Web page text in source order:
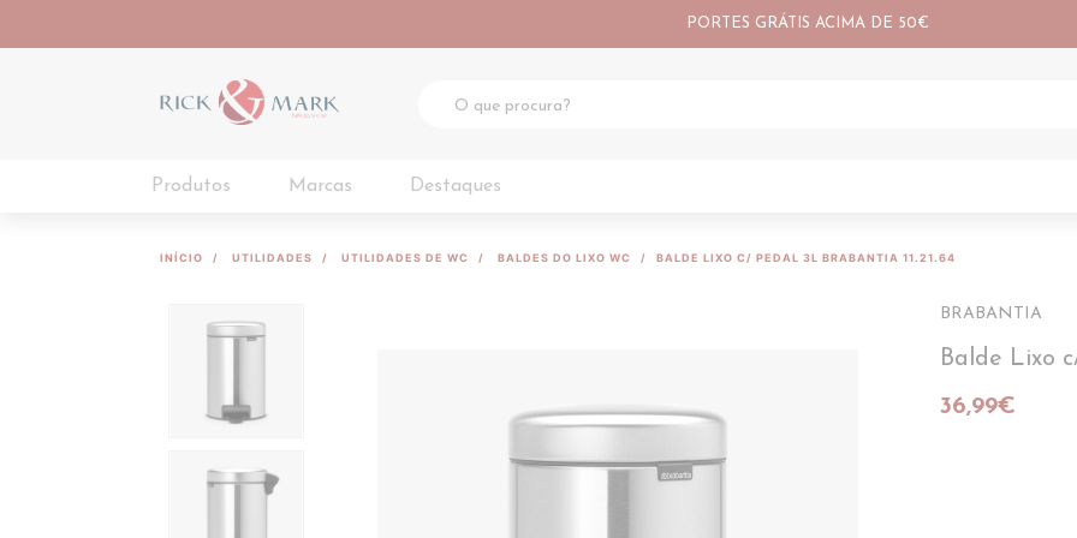
PORTES GRÁTIS ACIMA DE 50€
Produtos Marcas Destaques
INÍCIO UTILIDADES UTILIDADES DE WC BALDES DO LIXO WC BALDE LIXO C/ PEDAL 3L BRABANTIA 11.21.64
BRABANTIA
Balde Lixo
36,99€